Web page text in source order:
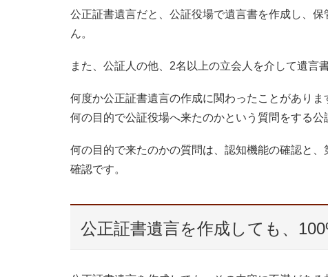
公正証書遺言だと、公証役場で遺言書を作成し、
ん。
また、公証人の他、2名以上の立会人を介して遺言
何度か公正証書遺言の作成に関わったことがあり
何の目的で公証役場へ来たのかという質問をする公
何の目的で来たのかの質問は、認知機能の確認と
確認です。
公正証書遺言を作成しても、